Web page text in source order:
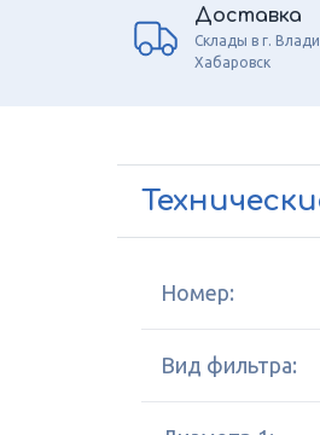
Доставка
Склады в г.
Хабаровск
Номер:
Вид фильтра: